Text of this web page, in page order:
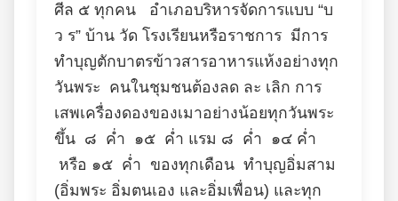
ศีล ๕ ทุกคน อำเภอบริหารจัดการแบบ “บ
ว ร” บ้าน วัด โรงเรียนหรือราชการ มีการ
ทำบุญตักบาตรข้าวสารอาหารแห้งอย่างทุก
วันพระ คนในชุมชนต้องลด ละ เลิก การ
เสพเครื่องดองของเมาอย่างน้อยทุกวันพระ
ขึ้น ๘ ค่ำ ๑๕ ค่ำ แรม ๘ ค่ำ ๑๔ ค่ำ
หรือ ๑๕ ค่ำ ของทุกเดือน ทำบุญอิ่มสาม
(อิ่มพระ อิ่มตนเอง และอิ่มเพื่อน) และทุก